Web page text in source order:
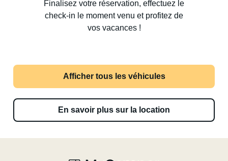
Finalisez votre réservation, effectuez le
check-in le moment venu et profitez de
vos vacances !
Afficher tous les véhicules
En savoir plus sur la location